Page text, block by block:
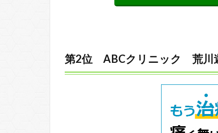
第2位 ABCクリニック 荒川